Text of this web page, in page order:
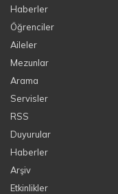
Haberler
Öğrenciler
Aileler
Mezunlar
Arama
Servisler
RSS
Duyurular
Haberler
Arşiv
Etkinlikler